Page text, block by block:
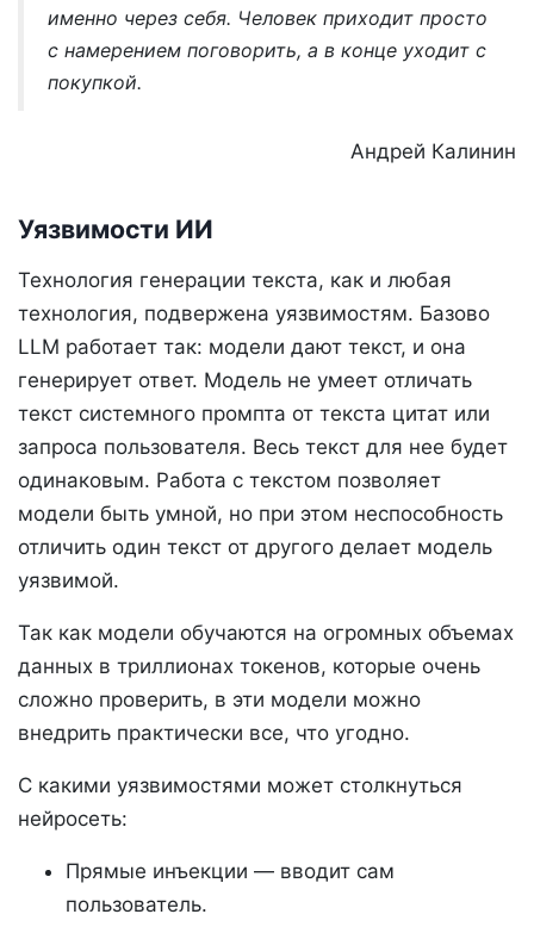
именно через себя. Человек приходит просто
с намерением поговорить, а в конце уходит с
покупкой.
Андрей Калинин
Уязвимости ИИ
Технология генерации текста, как и любая
технология, подвержена уязвимостям. Базово
LLM работает так: модели дают текст, и она
генерирует ответ. Модель не умеет отличать
текст системного промпта от текста цитат или
запроса пользователя. Весь текст для нее будет
одинаковым. Работа с текстом позволяет
модели быть умной, но при этом неспособность
отличить один текст от другого делает модель
уязвимой.
Так как модели обучаются на огромных объемах
данных в триллионах токенов, которые очень
сложно проверить, в эти модели можно
внедрить практически все, что угодно.
С какими уязвимостями может столкнуться
нейросеть:
Прямые инъекции — вводит сам
пользователь.